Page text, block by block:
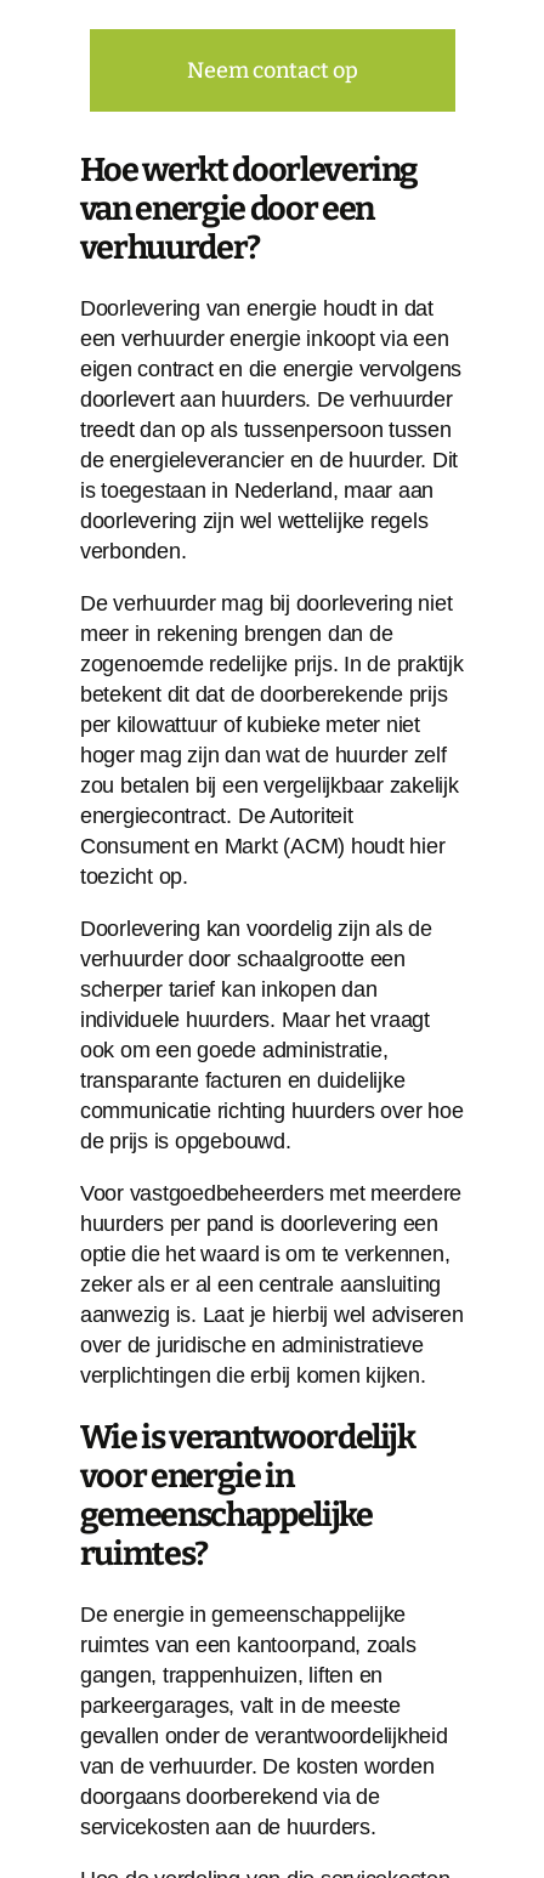
Neem contact op
Hoe werkt doorlevering
van energie door een
verhuurder?
Doorlevering van energie houdt in dat
een verhuurder energie inkoopt via een
eigen contract en die energie vervolgens
doorlevert aan huurders. De verhuurder
treedt dan op als tussenpersoon tussen
de energieleverancier en de huurder. Dit
is toegestaan in Nederland, maar aan
doorlevering zijn wel wettelijke regels
verbonden.
De verhuurder mag bij doorlevering niet
meer in rekening brengen dan de
zogenoemde redelijke prijs. In de praktijk
betekent dit dat de doorberekende prijs
per kilowattuur of kubieke meter niet
hoger mag zijn dan wat de huurder zelf
zou betalen bij een vergelijkbaar zakelijk
energiecontract. De Autoriteit
Consument en Markt (ACM) houdt hier
toezicht op.
Doorlevering kan voordelig zijn als de
verhuurder door schaalgrootte een
scherper tarief kan inkopen dan
individuele huurders. Maar het vraagt
ook om een goede administratie,
transparante facturen en duidelijke
communicatie richting huurders over hoe
de prijs is opgebouwd.
Voor vastgoedbeheerders met meerdere
huurders per pand is doorlevering een
optie die het waard is om te verkennen,
zeker als er al een centrale aansluiting
aanwezig is. Laat je hierbij wel adviseren
over de juridische en administratieve
verplichtingen die erbij komen kijken.
Wie is verantwoordelijk
voor energie in
gemeenschappelijke
ruimtes?
De energie in gemeenschappelijke
ruimtes van een kantoorpand, zoals
gangen, trappenhuizen, liften en
parkeergarages, valt in de meeste
gevallen onder de verantwoordelijkheid
van de verhuurder. De kosten worden
doorgaans doorberekend via de
servicekosten aan de huurders.